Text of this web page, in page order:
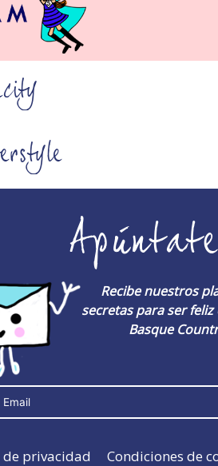
Apúntate
Recibe nuestros
secretas para ser feliz
Basque
privacidad Condiciones de